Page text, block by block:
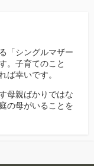
「シングルマザー
。子育てのこと
ば幸いです。
母親ばかりではな
の母がいることを